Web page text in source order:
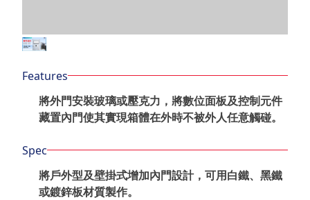
Features
將外門安裝玻璃或壓克力，將數位面板及控制元件
藏置內門使其實現箱體在外時不被外人任意觸碰。
Spec
將戶外型及壁掛式增加內門設計，可用白鐵、黑鐵
或鍍鋅板材質製作。